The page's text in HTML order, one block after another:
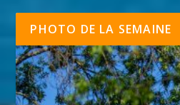
PHOTO DE LA SEMAINE